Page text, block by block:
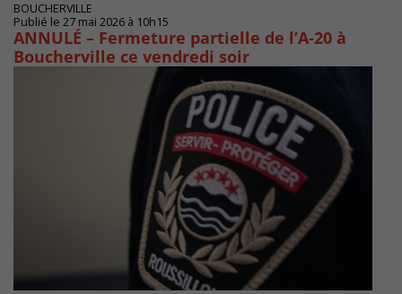
BOUCHERVILLE
Publié le 27 mai 2026 à 10h15
ANNULÉ – Fermeture partielle de l’A-20 à
Boucherville ce vendredi soir